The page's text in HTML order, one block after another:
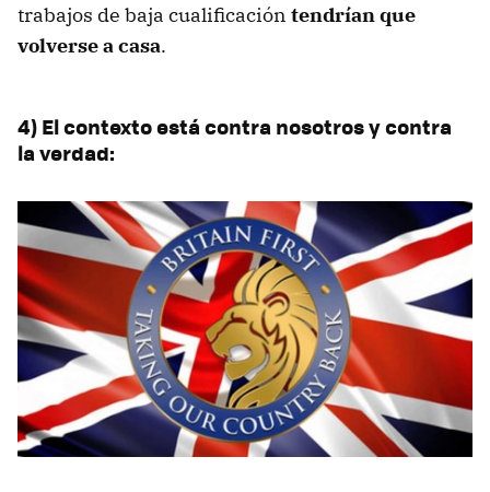
trabajos de baja cualificación tendrían que
volverse a casa.
4) El contexto está contra nosotros y contra
la verdad: